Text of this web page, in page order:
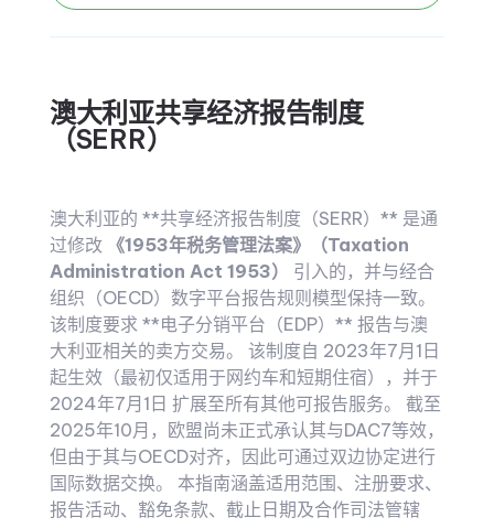
澳大利亚共享经济报告制度
（SERR）
澳大利亚的 **共享经济报告制度（SERR）** 是通
过修改 《1953年税务管理法案》（Taxation
Administration Act 1953）
引入的，并与经合
组织（OECD）数字平台报告规则模型保持一致。
该制度要求 **电子分销平台（EDP）** 报告与澳
大利亚相关的卖方交易。 该制度自 2023年7月1日
起生效（最初仅适用于网约车和短期住宿），并于
2024年7月1日 扩展至所有其他可报告服务。 截至
2025年10月，欧盟尚未正式承认其与DAC7等效，
但由于其与OECD对齐，因此可通过双边协定进行
国际数据交换。 本指南涵盖适用范围、注册要求、
报告活动、豁免条款、截止日期及合作司法管辖